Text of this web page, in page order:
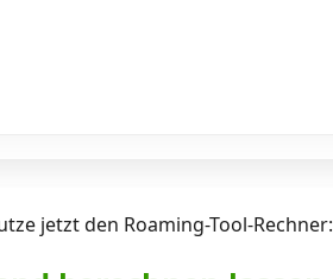
jetzt den Roaming-Tool-Rechner: